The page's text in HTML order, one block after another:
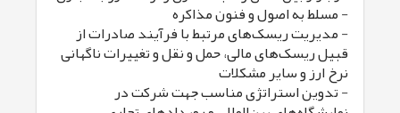
- مسلط به اصول و فنون مذاکره
- مدیریت ریسک‌های مرتبط با فرآیند صادرات از
قبیل ریسک‌های مالی، حمل و نقل و تغییرات ناگهانی
نرخ ارز و سایر مشکلات
- تدوین استراتژی مناسب جهت شرکت در